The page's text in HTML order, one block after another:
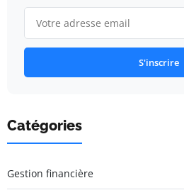
S'inscrire
Catégories
Gestion financière